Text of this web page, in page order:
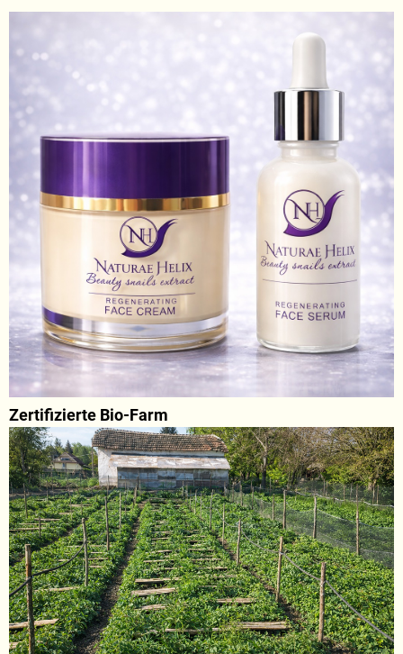
Zertifizierte Bio-Farm